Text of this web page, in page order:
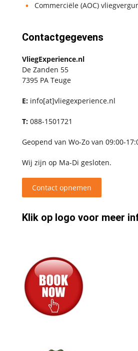
Commerciële (AOC)
Contactgegevens
VliegExperience.nl
De Zanden 55
7395 PA Teuge
E: info[at]vliegexperience.nl
T: 088-1501721
Geopend van Wo-Zo van 09:00-
Wij zijn op Ma-Di gesloten.
Contact opnemen
Klik op logo voor meer